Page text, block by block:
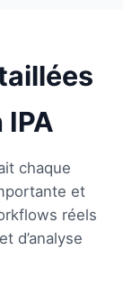
chaque
et
réels
d’analyse